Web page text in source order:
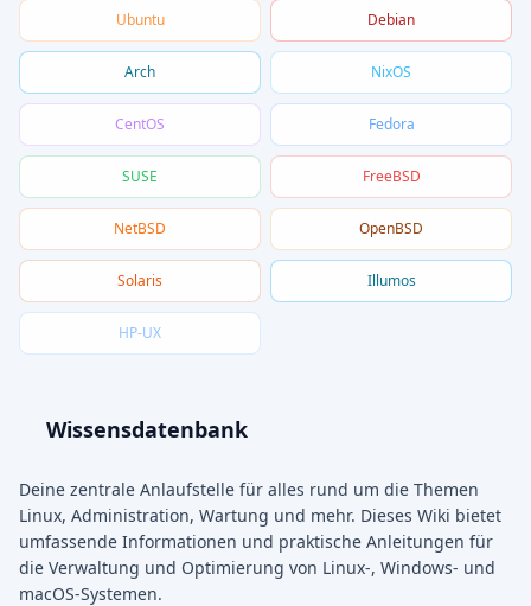
Ubuntu Debian
Arch NixOS
CentOS Fedora
SUSE FreeBSD
NetBSD OpenBSD
Solaris Illumos
HP-UX
Wissensdatenbank
Deine zentrale Anlaufstelle für alles rund um die Themen
Linux, Administration, Wartung und mehr. Dieses Wiki bietet
umfassende Informationen und praktische Anleitungen für
die Verwaltung und Optimierung von Linux-, Windows- und
macOS-Systemen.